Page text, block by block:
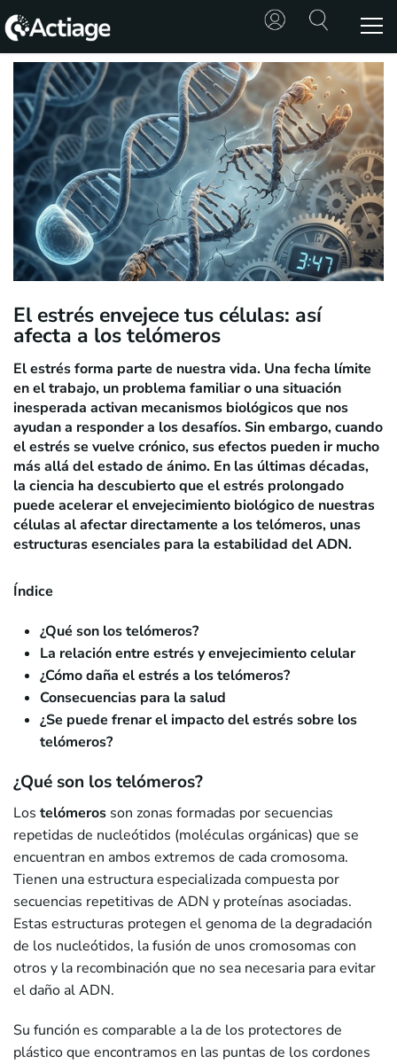
SHOP
TRATAMIENTOS
CONSULTA
CONOCE
ACTIAGE
RECURSOS
El estrés envejece tus células: así
afecta a los telómeros
El estrés forma parte de nuestra vida. Una fecha límite
en el trabajo, un problema familiar o una situación
inesperada activan mecanismos biológicos que nos
ayudan a responder a los desafíos. Sin embargo, cuando
el estrés se vuelve crónico, sus efectos pueden ir mucho
más allá del estado de ánimo. En las últimas décadas,
la ciencia ha descubierto que el estrés prolongado
puede acelerar el envejecimiento biológico de nuestras
células al afectar directamente a los telómeros, unas
estructuras esenciales para la estabilidad del ADN.
Índice
¿Qué son los telómeros?
La relación entre estrés y envejecimiento celular
¿Cómo daña el estrés a los telómeros?
Consecuencias para la salud
¿Se puede frenar el impacto del estrés sobre los
telómeros?
¿Qué son los telómeros?
Los telómeros son zonas formadas por secuencias
repetidas de nucleótidos (moléculas orgánicas) que se
encuentran en ambos extremos de cada cromosoma.
Tienen una estructura especializada compuesta por
secuencias repetitivas de ADN y proteínas asociadas.
Estas estructuras protegen el genoma de la degradación
de los nucleótidos, la fusión de unos cromosomas con
otros y la recombinación que no sea necesaria para evitar
el daño al ADN.
Su función es comparable a la de los protectores de
plástico que encontramos en las puntas de los cordones